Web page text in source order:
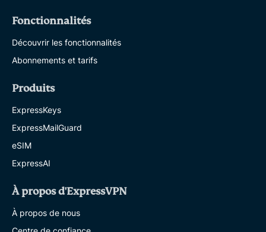
Fonctionnalités
Découvrir les fonctionnalités
Abonnements et tarifs
Produits
ExpressKeys
ExpressMailGuard
eSIM
ExpressAI
À propos d'ExpressVPN
À propos de nous